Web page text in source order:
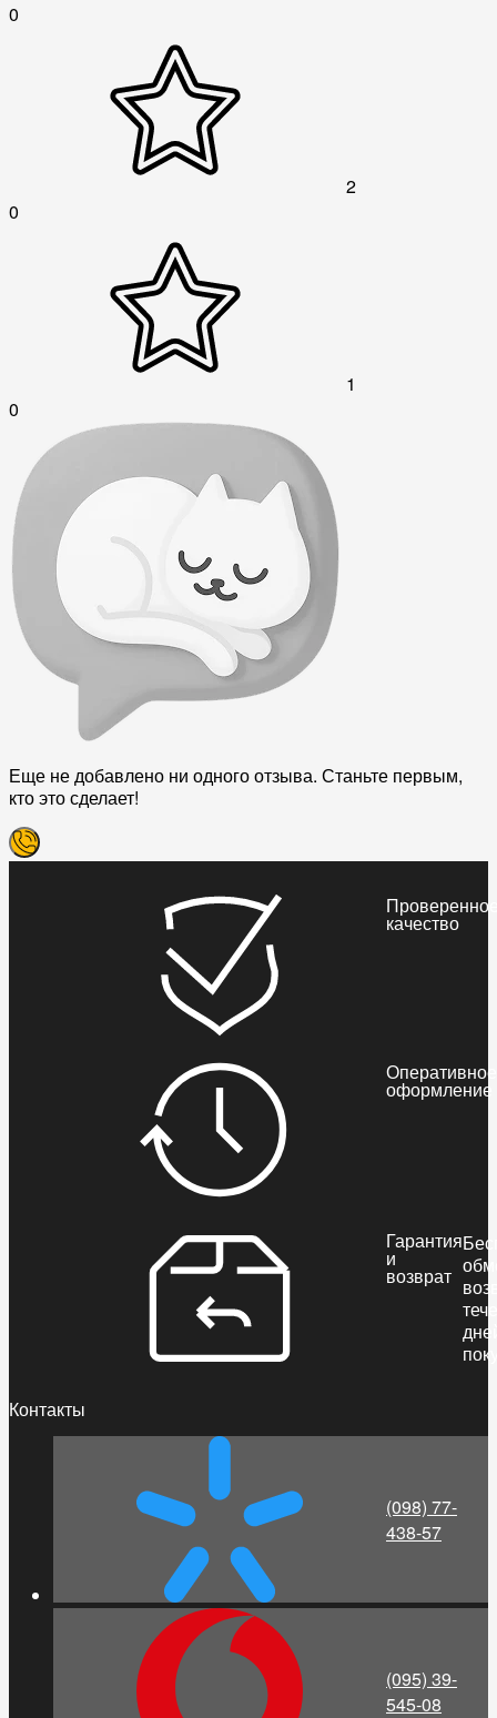
0
2
0
1
0
Еще не добавлено ни одного отзыва. Станьте первым,
кто это сделает!
качество
Оперативное
оформление
Гарантия
и
возврат
Контакты
(098) 77-
438-57
(095) 39-
545-08